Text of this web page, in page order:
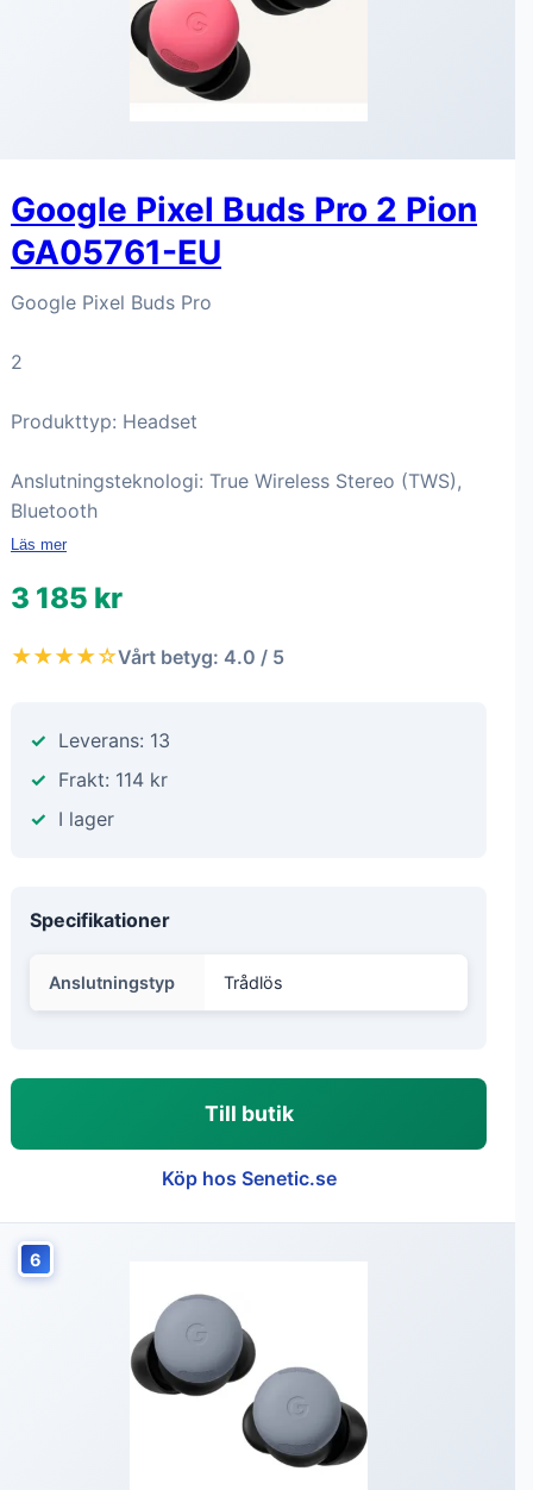
Google Pixel Buds Pro 2 Pion
GA05761-EU
Google Pixel Buds Pro
2
Produkttyp: Headset
Anslutningsteknologi: True Wireless Stereo (TWS),
Bluetooth
Läs mer
3 185 kr
★★★★☆Vårt betyg: 4.0 / 5
Leverans: 13
Frakt: 114 kr
I lager
Specifikationer
Anslutningstyp Trådlös
Till butik
Köp hos Senetic.se
6